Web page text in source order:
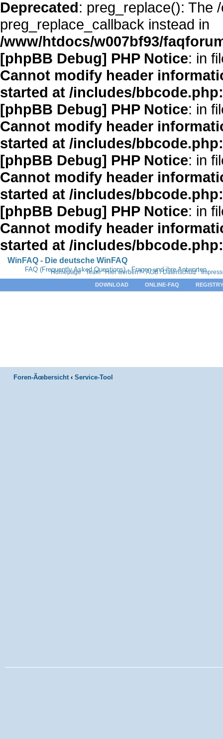
Deprecated: preg_replace(): The
preg_replace_callback instead in
/www/htdocs/w007bf93/
[phpBB Debug] PHP Notice: in
Cannot modify header
started at /includes/
[phpBB Debug] PHP Notice: in
Cannot modify header
started at /includes/
[phpBB Debug] PHP Notice: in
Cannot modify header
started at /includes/
[phpBB Debug] PHP Notice: in
Cannot modify header
started at /includes/
WinFAQ - Die deutsche WinFAQ
FAQ (Frequently Asked Questions) - Fragen und ihre Antworten
Homepage: Team: Hier werben?:AGB / Datenschutz :
DOWNLOAD ONLINE-FAQ
Foren-Ãœbersicht ‹ Service-Tool